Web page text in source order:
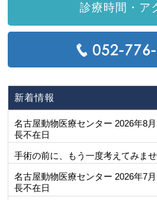
診療時間・ア
新着情報
名古屋動物医療センター 2026年8
長不在日
手術の前に、もう一度考えてみま
名古屋動物医療センター 2026年7
長不在日